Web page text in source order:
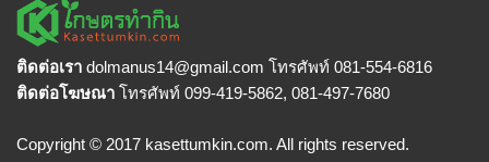
ติดต่อเรา dolmanus14@gmail.com โทรศัพท์ 081-554-6816
ติดต่อโฆษณา โทรศัพท์ 099-419-5862, 081-497-7680
Copyright © 2017 kasettumkin.com. All rights reserved.